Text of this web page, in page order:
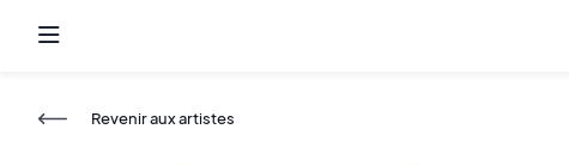
Revenir aux artistes